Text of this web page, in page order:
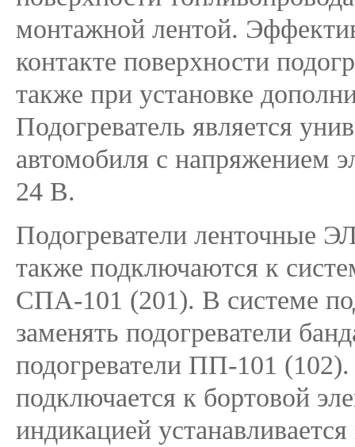
монтажной лентой.
контакте поверхности
также при установке
Подогреватель является
автомобиля с напряжением
24 В.
Подогреватели ленточные
также подключаются к
СПА-101 (201). В системе
заменять подогреватели
подогреватели ПП-101 (102).
подключается к бортовой
индикацией